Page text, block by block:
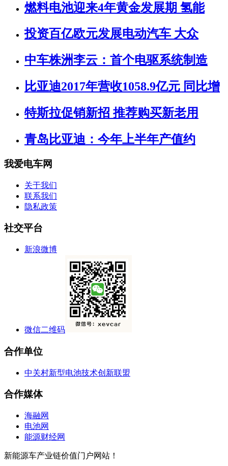
燃料电池迎来4年黄金发展期 氢能
投资百亿欧元发展电动汽车 大众
中车株洲李云：首个电驱系统制造
比亚迪2017年营收1058.9亿元 同比增
特斯拉促销新招 推荐购买新老用
青岛比亚迪：今年上半年产值约
我爱电车网
关于我们
联系我们
隐私政策
社交平台
新浪微博
微信二维码
合作单位
中关村新型电池技术创新联盟
合作媒体
海融网
电池网
能源财经网
新能源车产业链价值门户网站！